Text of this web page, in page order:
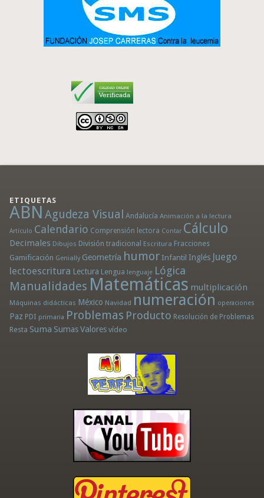
ETIQUETAS
ABN Agudeza Visual Andalucía Animación a la lectura
Artículo Calendario Comprensión lectora Contar Cálculo
Decimales Dibujos División tradicional Escritura Fracciones
Gamificación Genially Geometría humor Infantil Inglés Juego
lectoescritura Lectura Lengua lenguaje Lógica
Manualidades Matemáticas multiplicación
Máquinas didácticas México Navidad numeración operaciones
Paz PDI primaria Problemas Producto Resolución de Problemas
Resta Suma Sumas Valores vídeo